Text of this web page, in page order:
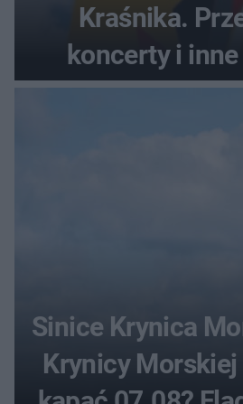
Kraśnika.
koncerty i
Sinice Krynica
Krynicy